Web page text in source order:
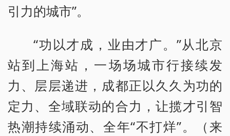
引力的城市”。
“功以才成，业由才广。”从北京
站到上海站，一场场城市行接续发
力、层层递进，成都正以久久为功的
定力、全域联动的合力，让揽才引智
热潮持续涌动、全年“不打烊”。（来